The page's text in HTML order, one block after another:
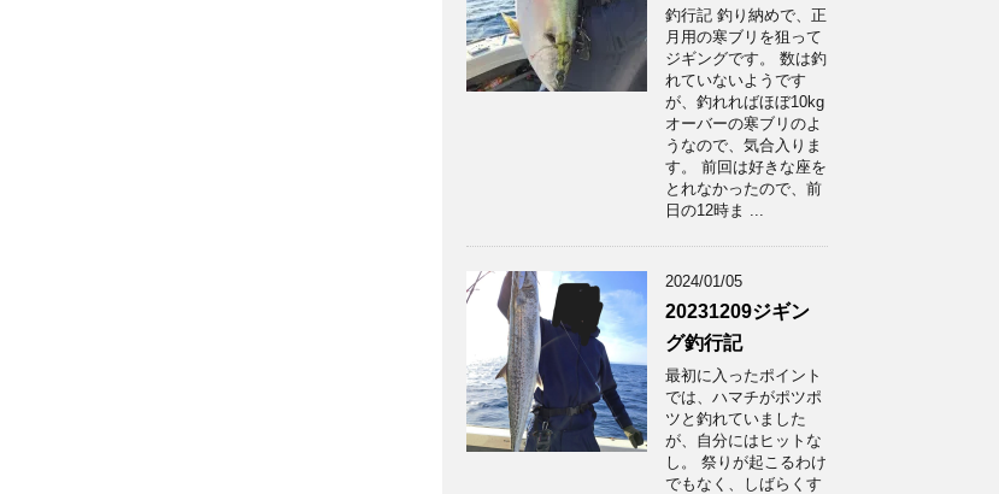
釣行記 釣り納めで、正
月用の寒ブリを狙って
ジギングです。 数は釣
れていないようです
が、釣れればほぼ10kg
オーバーの寒ブリのよ
うなので、気合入りま
す。 前回は好きな座を
とれなかったので、前
日の12時ま ...
2024/01/05
20231209ジギン
グ釣行記
最初に入ったポイント
では、ハマチがポツポ
ツと釣れていました
が、自分にはヒットな
し。 祭りが起こるわけ
でもなく、しばらくす